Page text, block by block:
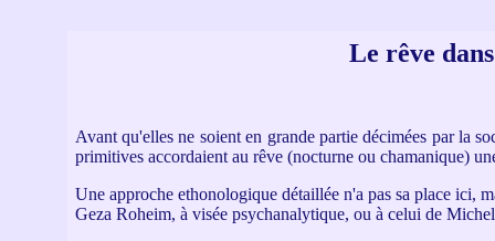
Le rêve
Avant qu'elles ne soient en grande partie décimées par la
primitives accordaient au rêve (nocturne ou chamanique)
Une approche ethonologique détaillée n'a pas sa place ici,
Geza Roheim, à visée psychanalytique, ou à celui de